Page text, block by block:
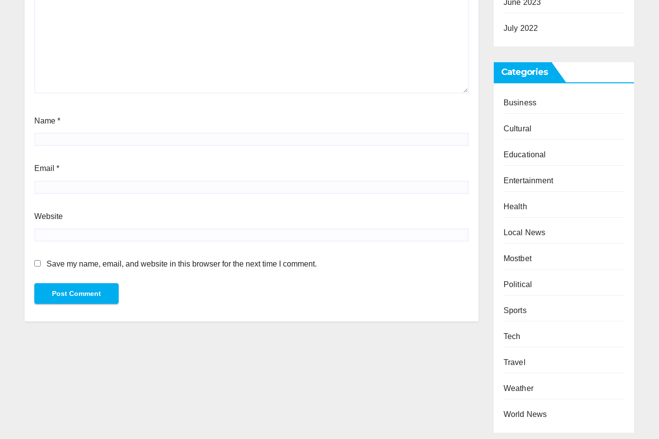
Name *
Email *
Website
Save my name, email, and website in this browser for the next time I comment.
June 2023
July 2022
Categories
Business
Cultural
Educational
Entertainment
Health
Local News
Mostbet
Political
Sports
Tech
Travel
Weather
World News